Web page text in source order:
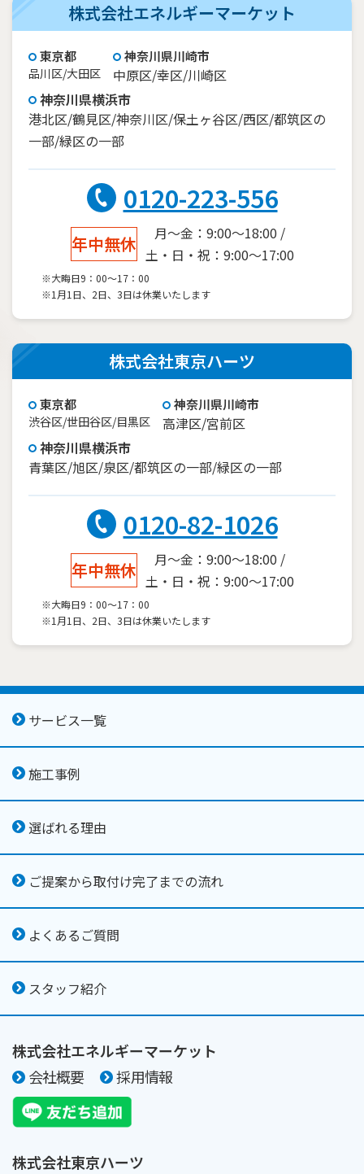
株式会社エネルギーマーケット
東京都
品川区/大田区
神奈川県川崎市
中原区/幸区/川崎区
神奈川県横浜市
港北区/鶴見区/神奈川区/保土ヶ谷区/西区/都筑区の
一部/緑区の一部
0120-223-556
年中無休
月～金：9:00～18:00 /
土・日・祝：9:00～17:00
※大晦日9：00～17：00
※1月1日、2日、3日は休業いたします
株式会社東京ハーツ
東京都
渋谷区/世田谷区/目黒区
神奈川県川崎市
高津区/宮前区
神奈川県横浜市
青葉区/旭区/泉区/都筑区の一部/緑区の一部
0120-82-1026
年中無休
月～金：9:00～18:00 /
土・日・祝：9:00～17:00
※大晦日9：00～17：00
※1月1日、2日、3日は休業いたします
サービス一覧
施工事例
選ばれる理由
ご提案から取付け完了までの流れ
よくあるご質問
スタッフ紹介
株式会社エネルギーマーケット
会社概要
採用情報
株式会社東京ハーツ